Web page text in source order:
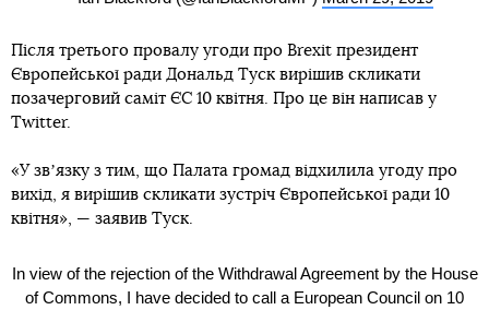
Після третього провалу угоди про Brexit президент
Європейської ради Дональд Туск вирішив скликати
позачерговий саміт ЄС 10 квітня. Про це він написав у
Twitter.
«У звʼязку з тим, що Палата громад відхилила угоду про
вихід, я вирішив скликати зустріч Європейської ради 10
квітня», — заявив Туск.
In view of the rejection of the Withdrawal Agreement by the House
of Commons, I have decided to call a European Council on 10